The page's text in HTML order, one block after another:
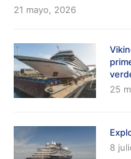
21 mayo, 2026
25
8